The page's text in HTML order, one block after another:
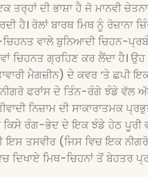
ਤਰ੍ਹਾਂ ਦੀ ਭਾਸ਼ਾ ਹੈ ਜੋ ਮਾਨਵੀ
ਹੈ। ਰੋਲਾਂ ਬਾਰਥ ਮਿਥ ਨੂੰ ਰੋਜ਼ਾਨਾ
ਵਾਲੇ ਬੁਨਿਆਦੀ ਚਿਹਨ-
ਗ੍ਰਹਿਣ ਕਰ ਲੈਂਦਾ ਹੈ। ਉਹ
ਮੈਗਜ਼ੀਨ) ਦੇ ਕਵਰ ’ਤੇ ਛਪੀ
ਨੀਗਰੋ ਫਰਾਂਸ ਦੇ ਤਿੰਨ-ਰੰਗੇ ਝੰਡੇ ਵੱਲ
ਨਿਜ਼ਾਮ ਦੀ ਸਾਕਾਰਾਤਮਕ
ਕਿਸੇ ਰੰਗ-ਭੇਦ ਦੇ ਇਕ ਝੰਡੇ ਹੇਠ ਪੂਰੀ
ਇਸ ਤਸਵੀਰ (ਜਿਸ ਵਿਚ ਇਕ
ਦਿਖਾਏ ਮਿਥ-ਚਿਹਨਾਂ ਤੋਂ ਬੇਹਤਰ